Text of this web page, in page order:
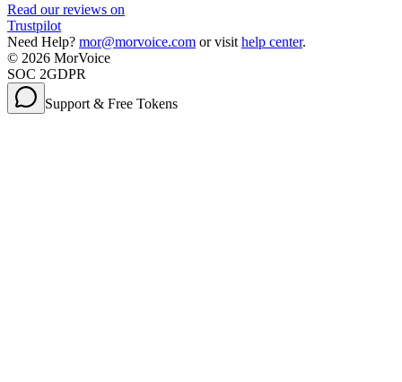
Read our reviews on
Trustpilot
Need Help? mor@morvoice.com or visit help center.
© 2026 MorVoice
SOC 2GDPR
Support & Free Tokens